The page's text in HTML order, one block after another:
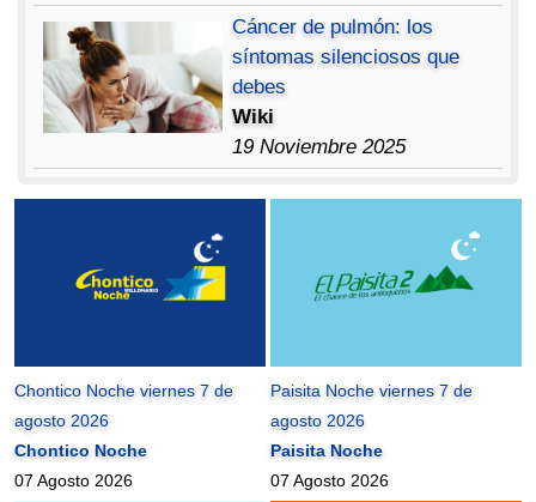
Cáncer de pulmón: los
síntomas silenciosos que
debes
Wiki
19 Noviembre 2025
Chontico Noche viernes 7 de
agosto 2026
Chontico Noche
07 Agosto 2026
Paisita Noche viernes 7 de
agosto 2026
Paisita Noche
07 Agosto 2026